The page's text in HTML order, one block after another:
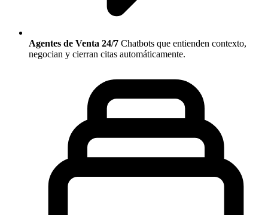
Agentes de Venta 24/7 Chatbots que entienden contexto,
negocian y cierran citas automáticamente.